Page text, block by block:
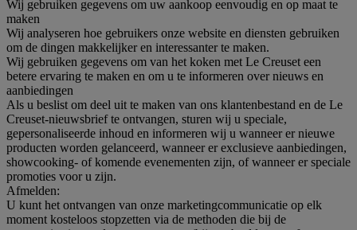
Wij gebruiken gegevens om uw aankoop eenvoudig en op maat te
maken
Wij analyseren hoe gebruikers onze website en diensten gebruiken
om de dingen makkelijker en interessanter te maken.
Wij gebruiken gegevens om van het koken met Le Creuset een
betere ervaring te maken en om u te informeren over nieuws en
aanbiedingen
Als u beslist om deel uit te maken van ons klantenbestand en de Le
Creuset-nieuwsbrief te ontvangen, sturen wij u speciale,
gepersonaliseerde inhoud en informeren wij u wanneer er nieuwe
producten worden gelanceerd, wanneer er exclusieve aanbiedingen,
showcooking- of komende evenementen zijn, of wanneer er speciale
promoties voor u zijn.
Afmelden:
U kunt het ontvangen van onze marketingcommunicatie op elk
moment kosteloos stopzetten via de methoden die bij de